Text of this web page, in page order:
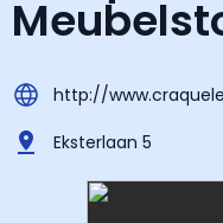
http://
Eksterlaan 5